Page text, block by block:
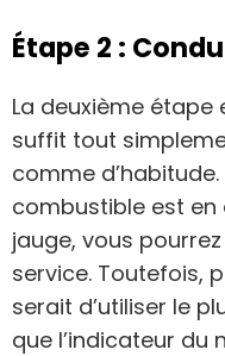
Étape 2 :
La deuxième étape
suffit tout
comme
combustible est en
jauge, vous
service. Toutefois,
serait d’utiliser le
que l’indicateur du